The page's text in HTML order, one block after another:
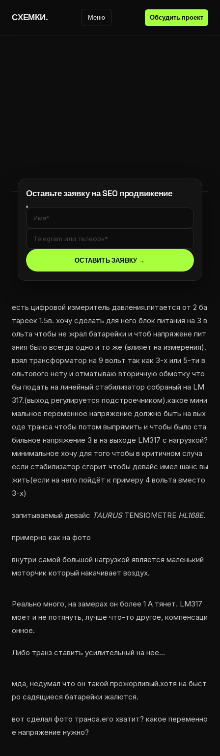
СХЕМКИ. Меню Обсудить проект
Оставьте заявку на SEO продвижение
есть цифровой измеритель давления.питается от 2 ба
тареек 1.5в. хочу сделать для него блок питания на 3 в
ольта чтобы не жрал батарейки и чтоб напряжене пит
ания было всегда одно и то же (влияет на измерения).
взял трансформатор на 9 вольт так как 3-х или 5-ти в
ольтового нету и отматываю вторичную обмотку что
бы подать на линейный стабилизатор собраный на LM
317.(выход регулируется подстроечником).какое мини
мальное переменное напряжение должно быть на вых
оде транса чтобы потом выпрямить и чтобы было ста
бильное напряжение 3 в на выходе LM317 с нагрузкой?
минимальное хочу для того чтобы в критичном случа
если стабилизатор сгорит чтобы девайс имел шанс вы
жить(если на него пойдёт к примеру 4 вольта вместо
3-х)
запитываемый девайс TAURUSTENSIOMETRE HL168E.
примерно как на фото
внутри самой большой нагрузкой является маленький
моторчик который накачивает воздух.
Реально много, на замерах он более 1 А тянет. LM317
моет и не потянуть, лучше что-то другое, компенсаци
онное.
Либо транз ставить усилительный на неё…
мда, недумал что он такой прожорливый.хотя на быст
ро садящиеся батарейки жалются.
вот сделал фото транса.его хватит? какое переменно
е напряжение нужно?